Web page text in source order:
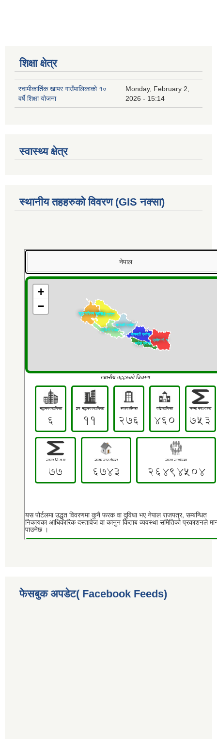
शिक्षा क्षेत्र
स्वामीकार्तिक खापर गाउँपालिकाको १०
वर्षे शिक्षा योजना
Monday, February 2,
2026 - 15:14
स्वास्थ्य क्षेत्र
स्थानीय तहहरुको विवरण (GIS नक्सा)
फेसबुक अपडेट( Facebook Feeds)